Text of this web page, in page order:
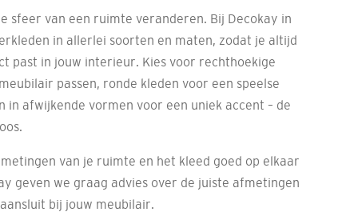
sfeer van een ruimte veranderen. Bij Decokay in
in allerlei soorten en maten, zodat je altijd
past in jouw interieur. Kies voor rechthoekige
passen, ronde kleden voor een speelse
in afwijkende vormen voor een uniek accent – de
van je ruimte en het kleed goed op elkaar
geven we graag advies over de juiste afmetingen
bij jouw meubilair.